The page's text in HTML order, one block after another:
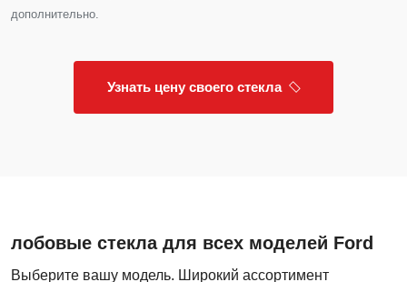
дополнительно.
Узнать цену своего стекла
лобовые стекла для всех моделей Ford
Выберите вашу модель. Широкий ассортимент